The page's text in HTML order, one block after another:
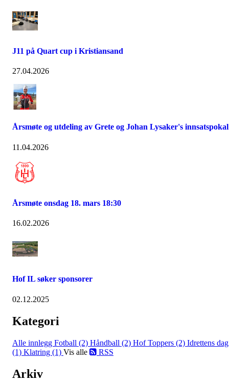
J11 på Quart cup i Kristiansand
27.04.2026
Årsmøte og utdeling av Grete og Johan Lysaker's innsatspokal
11.04.2026
Årsmøte onsdag 18. mars 18:30
16.02.2026
Hof IL søker sponsorer
02.12.2025
Kategori
Alle innlegg Fotball (2) Håndball (2) Hof Toppers (2) Idrettens dag
(1) Klatring (1) Vis alle RSS
Arkiv